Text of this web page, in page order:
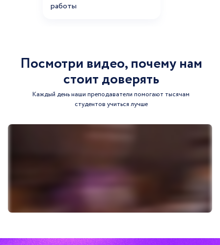
работы
Посмотри видео, почему нам
стоит доверять
Каждый день наши преподаватели помогают тысячам
студентов учиться лучше